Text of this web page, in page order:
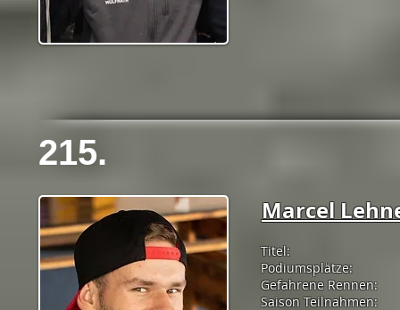
215.
Marcel
Titel:
Podiumsplätze:
Gefahrene Rennen:
Saison Teilnahmen: